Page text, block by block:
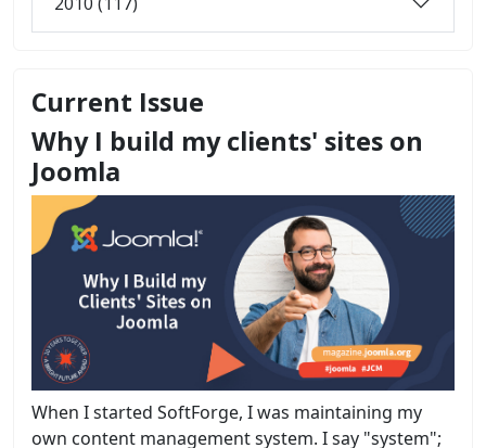
Current Issue
Why I build my clients' sites on
Joomla
When I started SoftForge, I was maintaining my
own content management system. I say "system";